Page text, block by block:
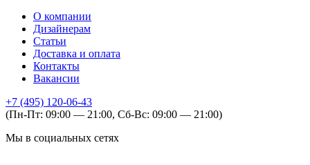
О компании
Дизайнерам
Статьи
Доставка и оплата
Контакты
Вакансии
+7 (495) 120-06-43
(Пн-Пт: 09:00 — 21:00, Сб-Вс: 09:00 — 21:00)
Мы в социальных сетях